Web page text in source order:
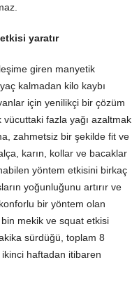
yaratır
giren manyetik
kalmadan kilo kaybı
için yenilikçi bir çözüm
fazla yağı azaltmak
zahmetsiz bir şekilde fit ve
karın, kollar ve bacaklar
yöntem etkisini birkaç
yoğunluğunu artırır ve
bir yöntem olan
mekik ve squat etkisi
sürdüğü, toplam 8
haftadan itibaren